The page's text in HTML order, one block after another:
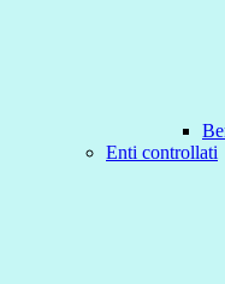
Enti controllati